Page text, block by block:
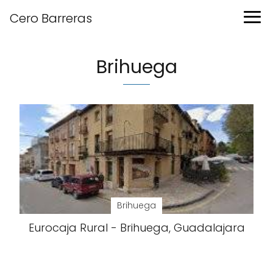
Cero Barreras
Brihuega
Brihuega
Eurocaja Rural - Brihuega, Guadalajara